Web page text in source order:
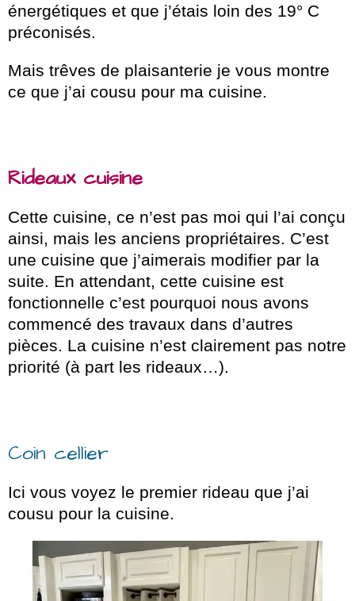
énergétiques et que j’étais loin des 19° C
préconisés.
Mais trêves de plaisanterie je vous montre
ce que j’ai cousu pour ma cuisine.
Rideaux cuisine
Cette cuisine, ce n’est pas moi qui l’ai conçu
ainsi, mais les anciens propriétaires. C’est
une cuisine que j’aimerais modifier par la
suite. En attendant, cette cuisine est
fonctionnelle c’est pourquoi nous avons
commencé des travaux dans d’autres
pièces. La cuisine n’est clairement pas notre
priorité (à part les rideaux…).
Coin cellier
Ici vous voyez le premier rideau que j’ai
cousu pour la cuisine.